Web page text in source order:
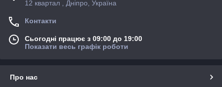
12 квартал , Дніпро, Україна
Контакти
Сьогодні працює з 09:00 до 19:00
Показати весь графік роботи
Про нас